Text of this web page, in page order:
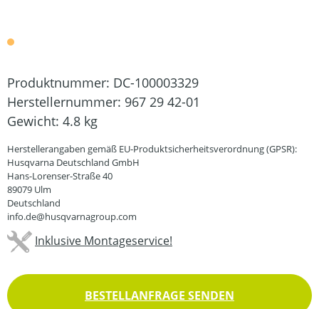
Produktnummer: DC-100003329
Herstellernummer: 967 29 42-01
Gewicht: 4.8 kg
Herstellerangaben gemäß EU-Produktsicherheitsverordnung (GPSR):
Husqvarna Deutschland GmbH
Hans-Lorenser-Straße 40
89079 Ulm
Deutschland
info.de@husqvarnagroup.com
Inklusive Montageservice!
BESTELLANFRAGE SENDEN